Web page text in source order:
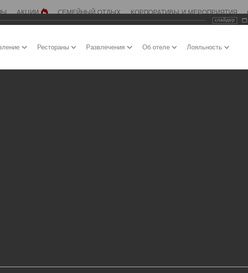
АКЦИИ СЕМЕЙНЫЙ ОТДЫХ КОРПОРАТИВЫ И МЕРОПРИЯТИЯ
Рестораны Развлечения Об отеле Лояльность
нашего дивного края, его обитателей и эстетика природного
акценты - далеко не всё, что даёт ему право носить это название. Мы
гости могли искать или случайно открывать для себя новые и
жуки, а птичье трио, буквально, пригласит и осветит ваш взор на всё это
слайдер